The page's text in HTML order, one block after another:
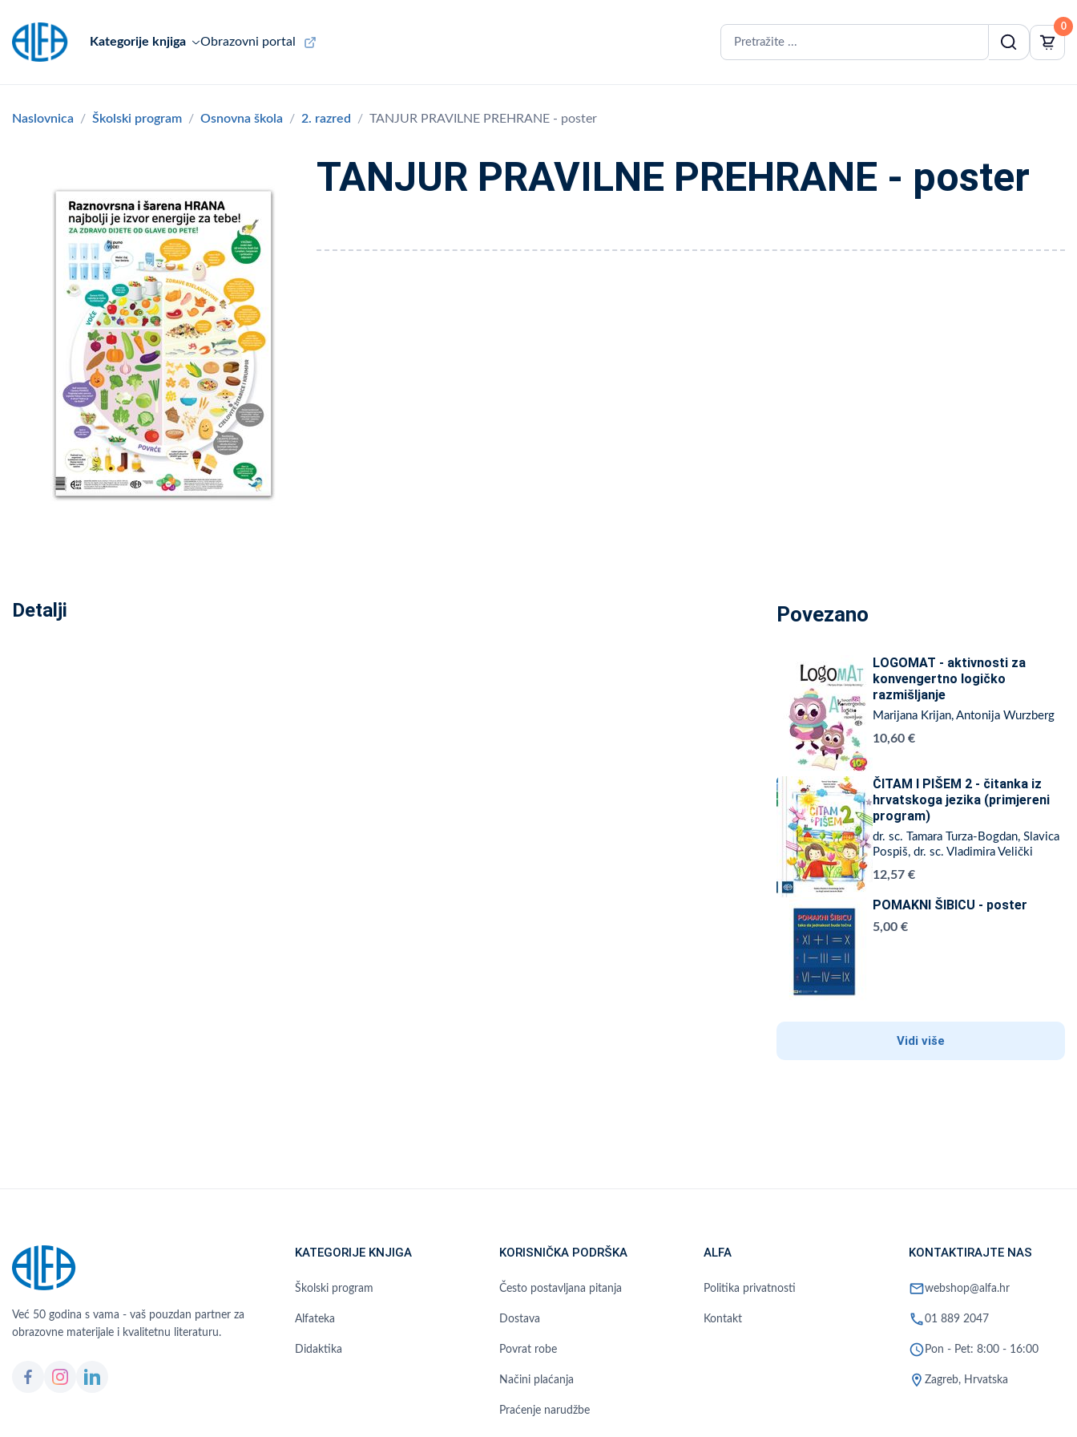
Kategorije knjiga Obrazovni portal
0
Naslovnica Školski program Osnovna škola 2. razred TANJUR PRAVILNE PREHRANE - poster
TANJUR PRAVILNE PREHRANE - poster
Detalji Povezano
LOGOMAT - aktivnosti za
konvengertno logičko
razmišljanje
Marijana Krijan, Antonija Wurzberg
10,60 €
ČITAM I PIŠEM 2 - čitanka iz
hrvatskoga jezika (primjereni
program)
dr. sc. Tamara Turza-Bogdan, Slavica
Pospiš, dr. sc. Vladimira Velički
12,57 €
POMAKNI ŠIBICU - poster
5,00 €
Vidi više
Već 50 godina s vama - vaš pouzdan partner za
obrazovne materijale i kvalitetnu literaturu.
KATEGORIJE KNJIGA
Školski program
Alfateka
Didaktika
KORISNIČKA PODRŠKA
Često postavljana pitanja
Dostava
Povrat robe
Načini plaćanja
Praćenje narudžbe
ALFA
Politika privatnosti
Kontakt
KONTAKTIRAJTE NAS
mailwebshop@alfa.hr
phone01 889 2047
schedule Pon - Pet: 8:00 - 16:00
location_on Zagreb, Hrvatska